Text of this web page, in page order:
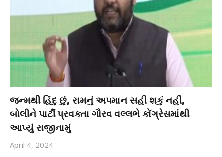
જન્મથી હિંદુ છું, રામનું અપમાન સહી શકું નહીં,
બોલીને પાર્ટી પ્રવક્તા ગૌરવ વલ્લભે કોંગ્રેસમાંથી
આપ્યું રાજીનામું
April 4, 2024